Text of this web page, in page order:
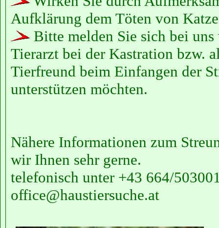
Aufklärung dem Töten von
Bitte melden Sie sich bei uns
Tierarzt bei der Kastration bzw.
Tierfreund beim Einfangen der
unterstützen möchten.
Nähere Informationen zum
wir Ihnen sehr gerne.
telefonisch unter +43 664/
office@haustiersuche.at